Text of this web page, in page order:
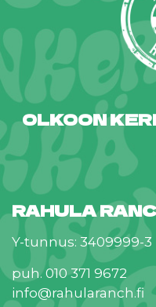
OLKOON
RAHULA
Y-tunnus: 3409999-3
puh. 010 371 9672
info@rahularanch.fi